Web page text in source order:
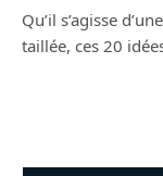
Qu’il s’agisse
taillée, ces 20